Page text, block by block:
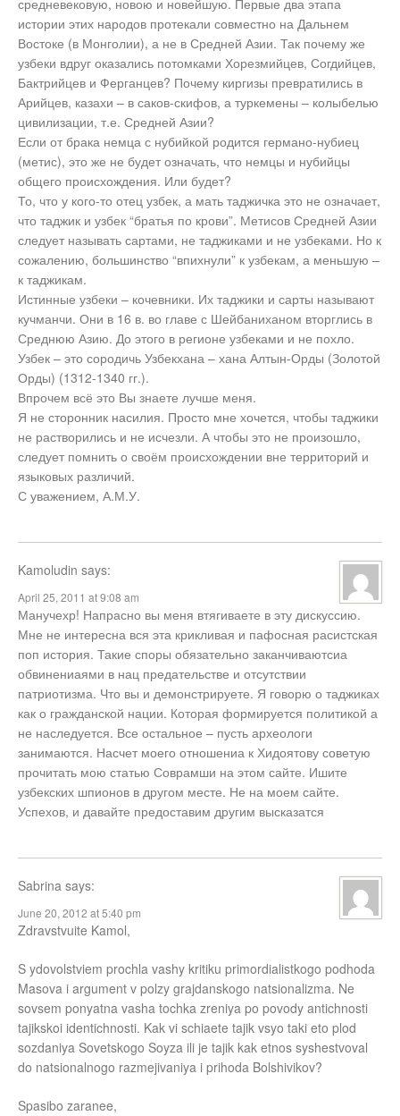
средневековую, новою и новейшую. Первые два этапа
истории этих народов протекали совместно на Дальнем
Востоке (в Монголии), а не в Средней Азии. Так почему же
узбеки вдруг оказались потомками Хорезмийцев, Согдийцев,
Бактрийцев и Ферганцев? Почему киргизы превратились в
Арийцев, казахи – в саков-скифов, а туркемены – колыбелью
цивилизации, т.е. Средней Азии?
Если от брака немца с нубийкой родится германо-нубиец
(метис), это же не будет означать, что немцы и нубийцы
общего происхождения. Или будет?
То, что у кого-то отец узбек, а мать таджичка это не означает,
что таджик и узбек “братья по крови”. Метисов Средней Азии
следует называть сартами, не таджиками и не узбеками. Но к
сожалению, большинство “впихнули” к узбекам, а меньшую –
к таджикам.
Истинные узбеки – кочевники. Их таджики и сарты называют
кучманчи. Они в 16 в. во главе с Шейбаниханом вторглись в
Среднюю Азию. До этого в регионе узбеками и не похло.
Узбек – это сородичь Узбекхана – хана Алтын-Орды (Золотой
Орды) (1312-1340 гг.).
Впрочем всё это Вы знаете лучше меня.
Я не сторонник насилия. Просто мне хочется, чтобы таджики
не растворились и не исчезли. А чтобы это не произошло,
следует помнить о своём происхождении вне территорий и
языковых различий.
С уважением, А.М.У.
Kamoludin says:
April 25, 2011 at 9:08 am
Манучехр! Напрасно вы меня втягиваете в эту дискуссию.
Мне не интересна вся эта крикливая и пафосная расистская
поп история. Такие споры обязательно заканчиваютсиа
обвинениаями в нац предательстве и отсутствии
патриотизма. Что вы и демонстрируете. Я говорю о таджиках
как о гражданской нации. Которая формируется политикой а
не наследуется. Все остальное – пусть археологи
занимаются. Насчет моего отношениа к Хидоятову советую
прочитать мою статью Соврамши на этом сайте. Ишите
узбекских шпионов в другом месте. Не на моем сайте.
Успехов, и давайте предоставим другим высказатся
Sabrina says:
June 20, 2012 at 5:40 pm
Zdravstvuite Kamol,
S ydovolstviem prochla vashy kritiku primordialistkogo podhoda
Masova i argument v polzy grajdanskogo natsionalizma. Ne
sovsem ponyatna vasha tochka zreniya po povody antichnosti
tajikskoi identichnosti. Kak vi schiaete tajik vsyo taki eto plod
sozdaniya Sovetskogo Soyza ili je tajik kak etnos syshestvoval
do natsionalnogo razmejivaniya i prihoda Bolshivikov?
Spasibo zaranee,